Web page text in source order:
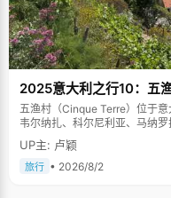
2025意大利之行10：五
五渔村（Cinque Terre）位于意
韦尔纳扎、科尔尼利亚、马纳
山傍海，房屋色彩斑斓，1997
UP主: 卢颖
旅行 • 2026/8/2